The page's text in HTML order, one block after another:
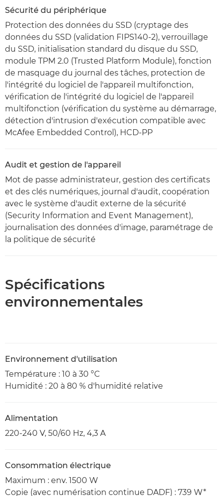
Sécurité du périphérique
Protection des données du SSD (cryptage des
données du SSD (validation FIPS140-2), verrouillage
du SSD, initialisation standard du disque du SSD,
module TPM 2.0 (Trusted Platform Module), fonction
de masquage du journal des tâches, protection de
l'intégrité du logiciel de l'appareil multifonction,
vérification de l'intégrité du logiciel de l'appareil
multifonction (vérification du système au démarrage,
détection d'intrusion d'exécution compatible avec
McAfee Embedded Control), HCD-PP
Audit et gestion de l'appareil
Mot de passe administrateur, gestion des certificats
et des clés numériques, journal d'audit, coopération
avec le système d'audit externe de la sécurité
(Security Information and Event Management),
journalisation des données d'image, paramétrage de
la politique de sécurité
Spécifications
environnementales
Environnement d'utilisation
Température : 10 à 30 °C
Humidité : 20 à 80 % d'humidité relative
Alimentation
220-240 V, 50/60 Hz, 4,3 A
Consommation électrique
Maximum : env. 1500 W
Copie (avec numérisation continue DADF) : 739 W*